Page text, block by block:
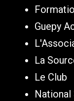
Guepy
La
Le Club
National